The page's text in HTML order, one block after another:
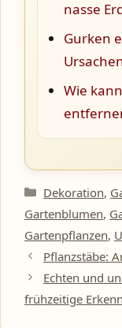
nasse
Gurken
Wie
Kategorien
Dekoration,
Gartenblumen,
Gartenpflanzen,
Pflanzstäbe:
Echten und
frühzeitige